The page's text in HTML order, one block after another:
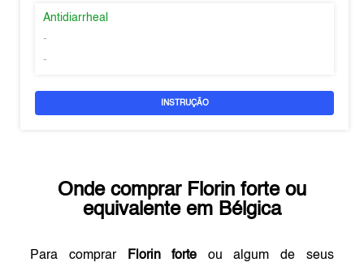
Antidiarrheal
-
-
INSTRUÇÃO
Onde comprar Florin forteou
equivalente em Bélgica
Para comprar Florin forte ou algum de seus